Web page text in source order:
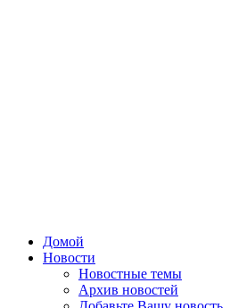
Домой
Новости
Новостные темы
Архив новостей